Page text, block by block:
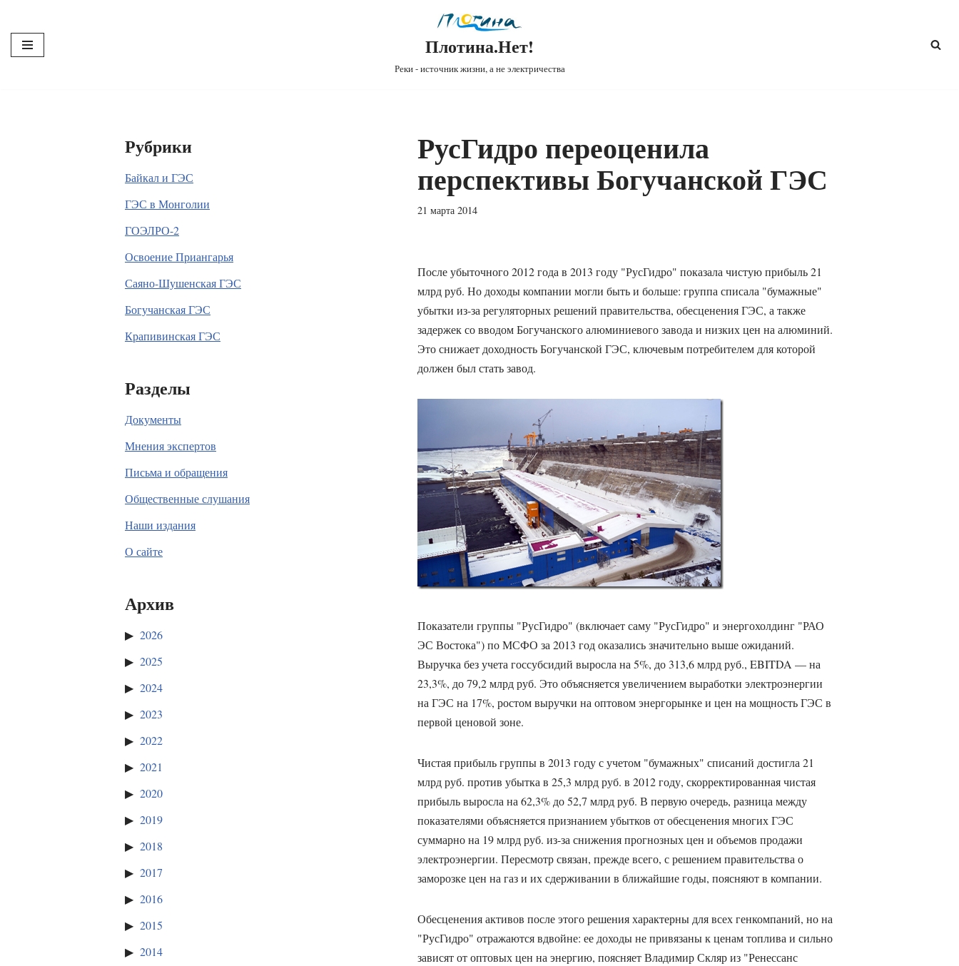
Перейти
к
Плотина.Нет!
Реки - источник жизни, а не электричества
Рубрики
Байкал и ГЭС
ГЭС в Монголии
ГОЭЛРО-2
Освоение Приангарья
Саяно-Шушенская ГЭС
Богучанская ГЭС
Крапивинская ГЭС
Разделы
Документы
Мнения экспертов
Письма и обращения
Общественные слушания
Наши издания
О сайте
Архив
2026
2025
2024
2023
2022
2021
2020
2019
2018
2017
2016
2015
2014
РусГидро переоценила
перспективы Богучанской ГЭС
21 марта 2014
После убыточного 2012 года в 2013 году "РусГидро" показала чистую прибыль 21
млрд руб. Но доходы компании могли быть и больше: группа списала "бумажные"
убытки из-за регуляторных решений правительства, обесценения ГЭС, а также
задержек со вводом Богучанского алюминиевого завода и низких цен на алюминий.
Это снижает доходность Богучанской ГЭС, ключевым потребителем для которой
должен был стать завод.
Показатели группы "РусГидро" (включает саму "РусГидро" и энергохолдинг "РАО
ЭС Востока") по МСФО за 2013 год оказались значительно выше ожиданий.
Выручка без учета госсубсидий выросла на 5%, до 313,6 млрд руб., EBITDA — на
23,3%, до 79,2 млрд руб. Это объясняется увеличением выработки электроэнергии
на ГЭС на 17%, ростом выручки на оптовом энергорынке и цен на мощность ГЭС в
первой ценовой зоне.
Чистая прибыль группы в 2013 году с учетом "бумажных" списаний достигла 21
млрд руб. против убытка в 25,3 млрд руб. в 2012 году, скорректированная чистая
прибыль выросла на 62,3% до 52,7 млрд руб. В первую очередь, разница между
показателями объясняется признанием убытков от обесценения многих ГЭС
суммарно на 19 млрд руб. из-за снижения прогнозных цен и объемов продажи
электроэнергии. Пересмотр связан, прежде всего, с решением правительства о
заморозке цен на газ и их сдерживании в ближайшие годы, поясняют в компании.
Обесценения активов после этого решения характерны для всех генкомпаний, но на
"РусГидро" отражаются вдвойне: ее доходы не привязаны к ценам топлива и сильно
зависят от оптовых цен на энергию, поясняет Владимир Скляр из "Ренессанс